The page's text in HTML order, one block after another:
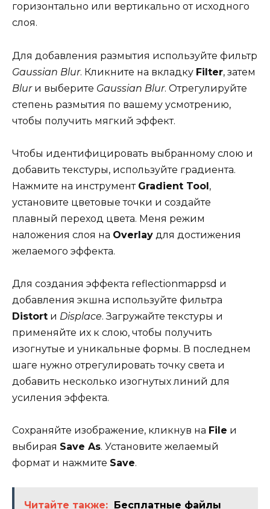
горизонтально или вертикально от исходного
слоя.
Для добавления размытия используйте фильтр
Gaussian Blur. Кликните на вкладку Filter, затем
Blurи выберите Gaussian Blur. Отрегулируйте
степень размытия по вашему усмотрению,
чтобы получить мягкий эффект.
Чтобы идентифицировать выбранному слою и
добавить текстуры, используйте градиента.
Нажмите на инструмент Gradient Tool,
установите цветовые точки и создайте
плавный переход цвета. Меня режим
наложения слоя на Overlay для достижения
желаемого эффекта.
Для создания эффекта reflectionmappsd и
добавления экшна используйте фильтра
Distort и Displace. Загружайте текстуры и
применяйте их к слою, чтобы получить
изогнутые и уникальные формы. В последнем
шаге нужно отрегулировать точку света и
добавить несколько изогнутых линий для
усиления эффекта.
Сохраняйте изображение, кликнув на File и
выбирая Save As. Установите желаемый
формат и нажмите Save.
Читайте также: Бесплатные файлы